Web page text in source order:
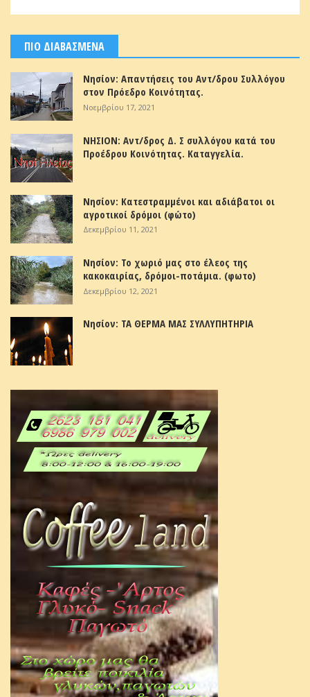
ΠΙΟ ΔΙΑΒΑΣΜΕΝΑ
Νησίον: Απαντήσεις του Αντ/δρου Συλλόγου
στον Πρόεδρο Κοινότητας.
Νοεμβρίου 17, 2021
ΝΗΣΙΟΝ: Αντ/δρος Δ. Σ συλλόγου κατά του
Προέδρου Κοινότητας. Καταγγελία.
Νησίον: Κατεστραμμένοι και αδιάβατοι οι
αγροτικοί δρόμοι (φώτο)
Δεκεμβρίου 11, 2021
Νησίον: Το χωριό μας στο έλεος της
κακοκαιρίας, δρόμοι-ποτάμια. (φωτο)
Δεκεμβρίου 12, 2021
Νησίον: ΤΑ ΘΕΡΜΑ ΜΑΣ ΣΥΛΛΥΠΗΤΗΡΙΑ